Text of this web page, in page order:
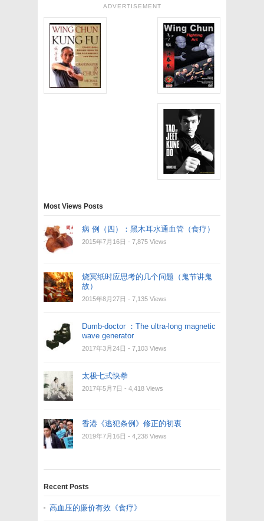
ADVERTISEMENT
Most Views Posts
病 例（四）：黑木耳水通血管（食疗）
2015年7月16日 - 7,875 Views
烧冥纸时应思考的几个问题（鬼节讲鬼
故）
2015年8月27日 - 7,135 Views
Dumb-doctor ：The ultra-long magnetic
wave generator
2017年3月24日 - 7,103 Views
太极七式快拳
2017年5月7日 - 4,418 Views
香港《逃犯条例》修正的初衷
2019年7月16日 - 4,238 Views
Recent Posts
高血压的廉价有效《食疗》